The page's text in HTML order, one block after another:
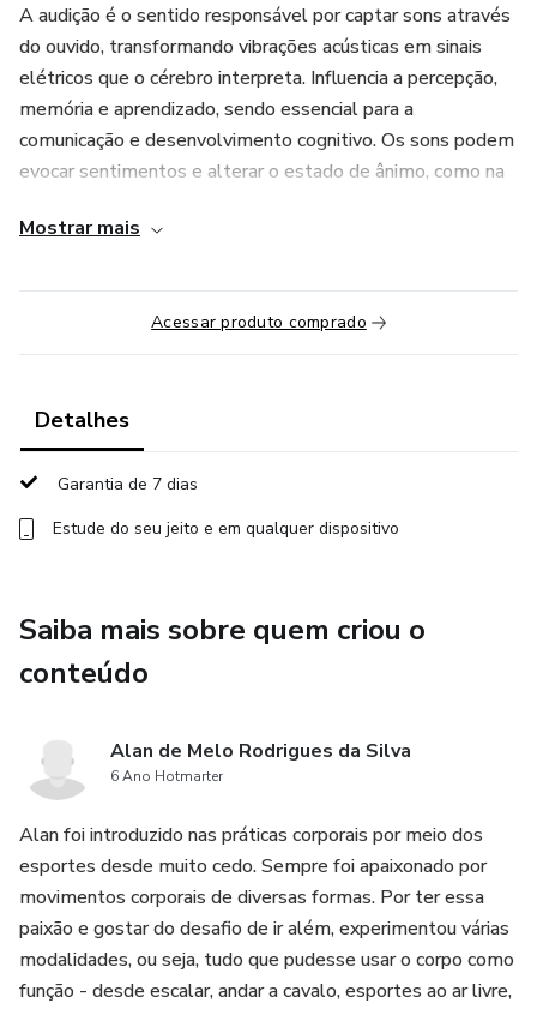
A audição é o sentido responsável por captar sons através
do ouvido, transformando vibrações acústicas em sinais
elétricos que o cérebro interpreta. Influencia a percepção,
memória e aprendizado, sendo essencial para a
comunicação e desenvolvimento cognitivo. Os sons podem
evocar sentimentos e alterar o estado de ânimo, como na
como uma forma de conexão interior, podendo promover a
experiências transcendentes através de mantras, por
Quando? De 02.03 a 07.03.25
que for possível, faremos a transmissão ao vivo via zoom
do Atendimento Cura Tema que envolve a Equipe
Espiritual.
telegram que se encontra dentro da hotmart após a
compra para saberem mais sobre a disponibilidade das
Programação especial ao vivo via zoom para o dia 05.03:
No dia 05.03, oferecemos um Atendimento de Cura
Energética e Cura Energética dos Movimentos:
Mostrar mais
Acessar produto comprado
Detalhes
Garantia de 7 dias
Estude do seu jeito e em qualquer dispositivo
Saiba mais sobre quem criou o
conteúdo
Alan de Melo Rodrigues da Silva
6 Ano Hotmarter
Alan foi introduzido nas práticas corporais por meio dos
esportes desde muito cedo. Sempre foi apaixonado por
movimentos corporais de diversas formas. Por ter essa
paixão e gostar do desafio de ir além, experimentou várias
modalidades, ou seja, tudo que pudesse usar o corpo como
função - desde escalar, andar a cavalo, esportes ao ar livre,